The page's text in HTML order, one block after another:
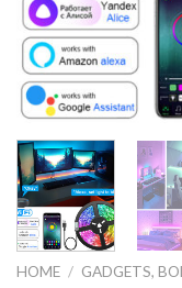
HOME / GADGETS,